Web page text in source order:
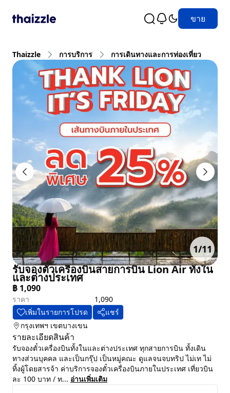
ขาย
Thaizzle การบริการ การเดินทางและการท่องเที่ยว
1/11
รับจองตั๋วเครื่องบินสายการบิน Lion Air ทั้งใน
และต่างประเทศ
฿ 1,090
ราคา
1,090
เพิ่มในรายการโปรด
แชร์
กรุงเทพฯ เขตบางเขน
รายละเอียดสินค้า
รับจองตั๋วเครื่องบินทั้งในและต่างประเทศ ทุกสายการบิน ทั้งเดิน
ทางส่วนบุคคล และเป็นกรุ๊ป เป็นหมู่คณะ ดูแลจนจบทริป ไม่เท ไม่
ทิ้งผู้โดยสารจ้า ค่าบริการจองตั๋วเครื่องบินภายในประเทศ เที่ยวบิน
ละ 100 บาท / ท... อ่านเพิ่มเติม